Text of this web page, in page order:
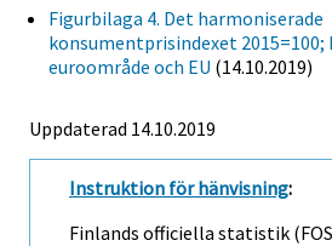
Figurbilaga 4. Det harmoniserade
konsumentprisindexet 2015=100;
euroområde och EU (14.10.2019)
Uppdaterad 14.10.2019
Instruktion för hänvisning:
Finlands officiella statistik